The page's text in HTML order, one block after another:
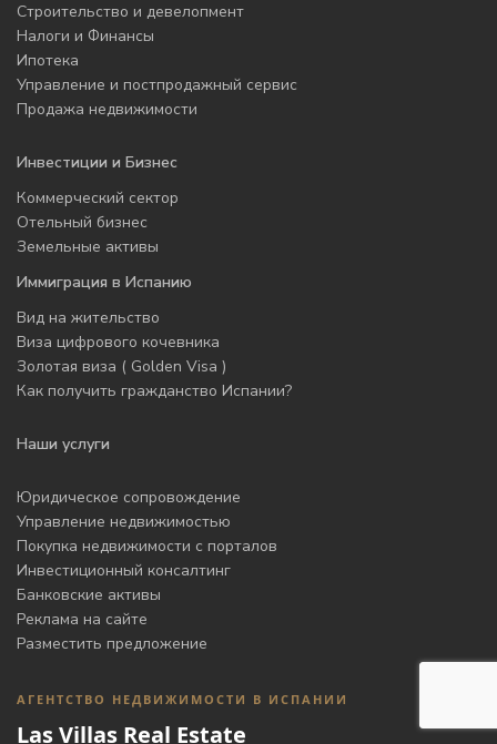
Строительство и девелопмент
Налоги и Финансы
Ипотека
Управление и постпродажный сервис
Продажа недвижимости
Инвестиции и Бизнес
Коммерческий сектор
Отельный бизнес
Земельные активы
Иммиграция в Испанию
Вид на жительство
Виза цифрового кочевника
Золотая виза ( Golden Visa )
Как получить гражданство Испании?
Наши услуги
Юридическое сопровождение
Управление недвижимостью
Покупка недвижимости с порталов
Инвестиционный консалтинг
Банковские активы
Реклама на сайте
Разместить предложение
АГЕНТСТВО НЕДВИЖИМОСТИ В ИСПАНИИ
Las Villas Real Estate